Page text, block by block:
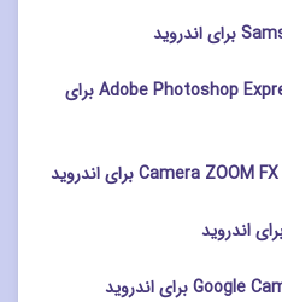
دانلود برنامه ویرایشگر تصویر Adobe Photoshop Express برای